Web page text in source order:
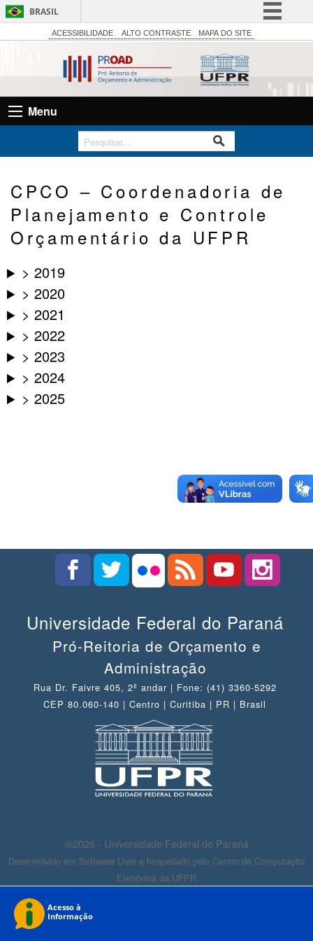
BRASIL
Simplifique!
Comunica BR
Participe
Legislação
Canais
ACESSIBILIDADE ALTO CONTRASTE MAPA DO SITE
Menu
CPCO – Coordenadoria de
Planejamento e Controle
Orçamentário da UFPR
> 2019
> 2020
> 2021
> 2022
> 2023
> 2024
> 2025
Universidade Federal do Paraná
Pró-Reitoria de Orçamento e
Administração
Rua Dr. Faivre 405, 2º andar | Fone: (41) 3360-5292
CEP 80.060-140 | Centro | Curitiba | PR | Brasil
©2026 - Universidade Federal do Paraná
Desenvolvido em Software Livre e hospedado pelo Centro de Computação
Eletrônica da UFPR